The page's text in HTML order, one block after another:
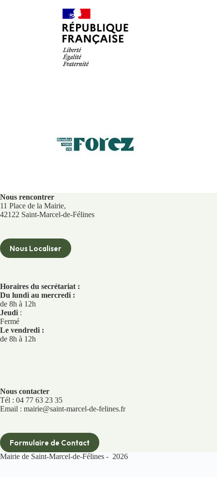
Nous rencontrer
11 Place de la Mairie,
42122 Saint-Marcel-de-Félines
Nous Localiser
Horaires du secrétariat :
Du lundi au mercredi :
de 8h à 12h
Jeudi :
Fermé
Le vendredi :
de 8h à 12h
Nous contacter
Tél : 04 77 63 23 35
Email : mairie@saint-marcel-de-felines.fr
Formulaire de Contact
Mairie de Saint-Marcel-de-Félines - 2026